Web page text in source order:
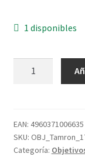
1 disponibles
28
mm
f/2.8
EAN: 4960371006635
SKU:
Categoría: